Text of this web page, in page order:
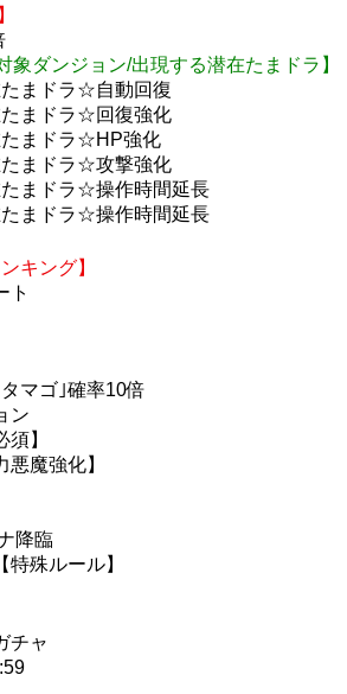
象ダンジョン/出現する潜在たまドラ】
まドラ☆自動回復
まドラ☆回復強化
まドラ☆HP強化
まドラ☆攻撃強化
まドラ☆操作時間延長
まドラ☆操作時間延長
キング】
ト
マゴ｣確率10倍
ン
】
悪魔強化】
降臨
特殊ルール】
チャ